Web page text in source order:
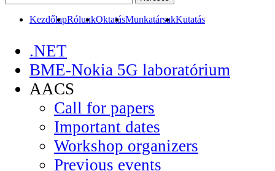
KezdőlapRólunkOktatásMunkatársakKutatás
.NET
BME-Nokia 5G laboratórium
AACS
Call for papers
Important dates
Workshop organizers
Previous events